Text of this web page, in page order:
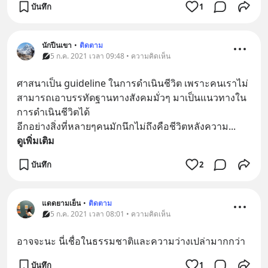
บันทึก 1
นักปีนเขา • ติดตาม
5 ก.ค. 2021 เวลา 09:48 • ความคิดเห็น
ศาสนาเป็น guideline ในการดำเนินชีวิต เพราะคนเราไม่
สามารถเอาบรรทัดฐานทางสังคมมั่วๆ มาเป็นแนวทางใน
การดำเนินชีวิตได้
อีกอย่างสิ่งที่หลายๆคนมักนึกไม่ถึงคือชีวิตหลังความ...
ดูเพิ่มเติม
บันทึก 2
แดดยามเย็น • ติดตาม
5 ก.ค. 2021 เวลา 08:01 • ความคิดเห็น
อาจจะนะ นี่เชื่อในธรรมชาติและความว่างเปล่ามากกว่า
บันทึก 1